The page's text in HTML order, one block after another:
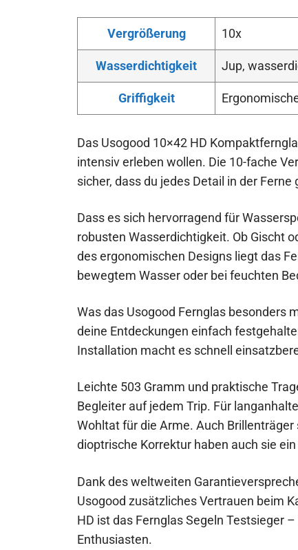
Vergrößerung 10x
Wasserdichtigkeit Jup,
Griffigkeit
Das Usogood 10×42 HD
intensiv erleben wollen. Die 10-fache
sicher, dass du jedes Detail in der
Dass es sich hervorragend für
robusten Wasserdichtigkeit. Ob Gischt
des ergonomischen Designs liegt das
bewegtem Wasser oder bei feuchten
Was das Usogood Fernglas besonders
deine Entdeckungen einfach
Installation macht es schnell
Leichte 503 Gramm und praktische
Begleiter auf jedem Trip. Für
Wohltat für die Arme. Auch
dioptrische Korrektur haben auch sie
Dank des weltweiten
Usogood zusätzliches Vertrauen beim
HD ist das Fernglas Segeln Testsieger
Enthusiasten.